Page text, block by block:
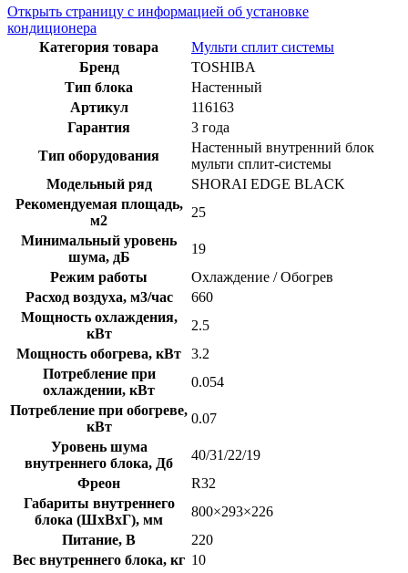
Открыть страницу с информацией об установке
кондиционера
Категория товара
Мульти сплит системы
Бренд
TOSHIBA
Тип блока
Настенный
Артикул
116163
Гарантия
3 года
Тип оборудования
Настенный внутренний блок
мульти сплит-системы
Модельный ряд
SHORAI EDGE BLACK
Рекомендуемая площадь,
м2
25
Минимальный уровень
шума, дБ
19
Режим работы
Охлаждение / Обогрев
Расход воздуха, м3/час
660
Мощность охлаждения,
кВт
2.5
Мощность обогрева, кВт
3.2
Потребление при
охлаждении, кВт
0.054
Потребление при обогреве,
кВт
0.07
Уровень шума
внутреннего блока, Дб
40/31/22/19
Фреон
R32
Габариты внутреннего
блока (ШхВхГ), мм
800×293×226
Питание, В
220
Вес внутреннего блока, кг 10